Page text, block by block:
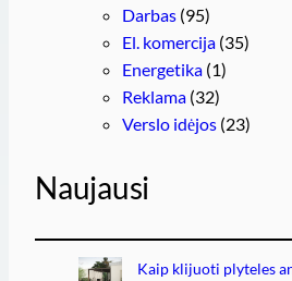
Darbas (95)
El. komercija (35)
Energetika (1)
Reklama (32)
Verslo idėjos (23)
Naujausi
Kaip klijuoti plyteles